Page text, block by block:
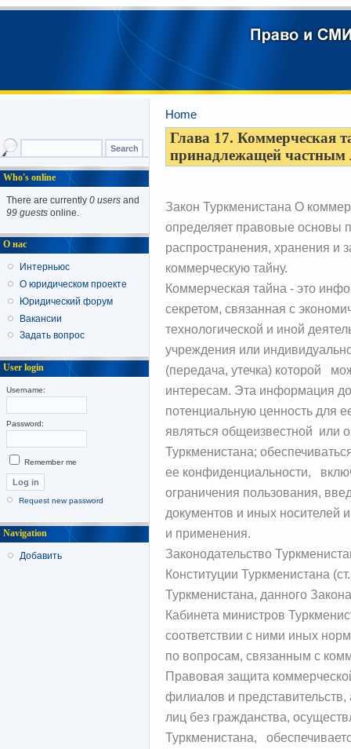
Home
Глава 17. Коммерческая
принадлежащей частным
Закон Туркменистана О
определяет правовые основы
распространения, хранения
коммерческую тайну.
Коммерческая тайна - это
секретом, связанная с
технологической и иной
учреждения или
(передача, утечка) которой
интересам. Эта информация
потенциальную ценность для
являться общеизвестной или
Туркменистана;
ее конфиденциальности,
ограничения пользования,
документов и иных носителей
и применения.
Законодательство
Конституции Туркменистана
Туркменистана, данного
Кабинета министров
соответствии с ними иных
по вопросам, связанным с
Правовая защита
филиалов и
лиц без гражданства,
Туркменистана,
Who's online
There are currently 0 users and
99 guests online.
О нас
Интерньюс
О юридическом проекте
Юридический форум
Вакансии
Задать вопрос
User login
Username:
Password:
Remember me
Request new password
Navigation
Добавить